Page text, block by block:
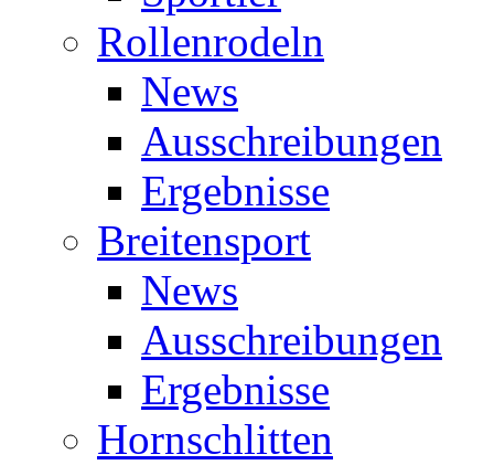
Rollenrodeln
News
Ausschreibungen
Ergebnisse
Breitensport
News
Ausschreibungen
Ergebnisse
Hornschlitten